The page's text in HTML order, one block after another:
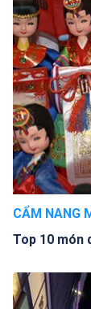
CẨM NANG
Top 10 món